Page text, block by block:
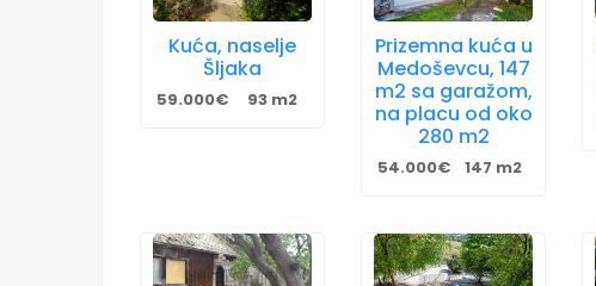
Kuća, naselje
Šljaka
59.000€ 93 m2
Prizemna kuća u
Medoševcu, 147
m2 sa garažom,
na placu od oko
280 m2
54.000€ 147 m2